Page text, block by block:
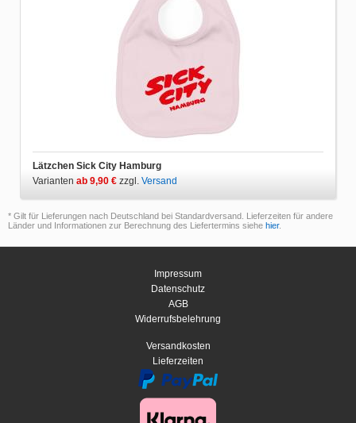
Lätzchen Sick City Hamburg
Varianten ab 9,90 € zzgl. Versand
* Gilt für Lieferungen nach Deutschland bei Standardversand. Lieferzeiten für andere
Länder und Informationen zur Berechnung des Liefertermins siehe hier.
Impressum
Datenschutz
AGB
Widerrufsbelehrung
Versandkosten
Lieferzeiten